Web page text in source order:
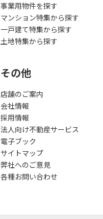
事業用物件を探す
マンション特集から探す
一戸建て特集から探す
土地特集から探す
その他
店舗のご案内
会社情報
採用情報
法人向け不動産サービス
電子ブック
サイトマップ
弊社へのご意見
各種お問い合わせ